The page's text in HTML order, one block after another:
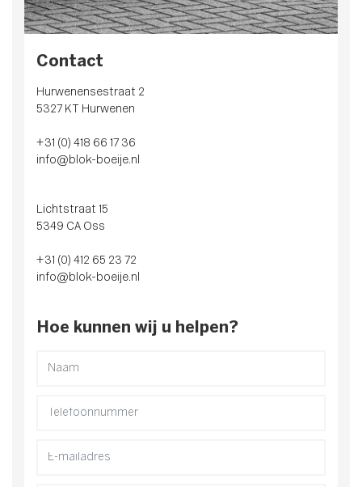
Contact
Hurwenensestraat 2
5327 KT Hurwenen
+31 (0) 418 66 17 36
info@blok-boeije.nl
Lichtstraat 15
5349 CA Oss
+31 (0) 412 65 23 72
info@blok-boeije.nl
Hoe kunnen wij u helpen?